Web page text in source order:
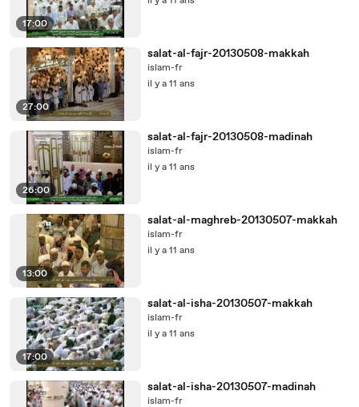
17:00
27:00
salat-al-fajr-20130508-makkah
islam-fr
il y a 11 ans
26:00
salat-al-fajr-20130508-madinah
islam-fr
il y a 11 ans
13:00
salat-al-maghreb-20130507-makkah
islam-fr
il y a 11 ans
17:00
salat-al-isha-20130507-makkah
islam-fr
il y a 11 ans
salat-al-isha-20130507-madinah
islam-fr